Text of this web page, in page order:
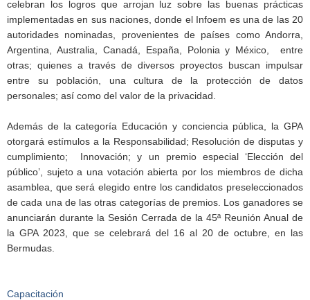
celebran los logros que arrojan luz sobre las buenas prácticas
implementadas en sus naciones, donde el Infoem es una de las 20
autoridades nominadas, provenientes de países como Andorra,
Argentina, Australia, Canadá, España, Polonia y México, entre
otras; quienes a través de diversos proyectos buscan impulsar
entre su población, una cultura de la protección de datos
personales; así como del valor de la privacidad.
Además de la categoría Educación y conciencia pública, la GPA
otorgará estímulos a la Responsabilidad; Resolución de disputas y
cumplimiento; Innovación; y un premio especial ‘Elección del
público’, sujeto a una votación abierta por los miembros de dicha
asamblea, que será elegido entre los candidatos preseleccionados
de cada una de las otras categorías de premios. Los ganadores se
anunciarán durante la Sesión Cerrada de la 45ª Reunión Anual de
la GPA 2023, que se celebrará del 16 al 20 de octubre, en las
Bermudas.
Capacitación